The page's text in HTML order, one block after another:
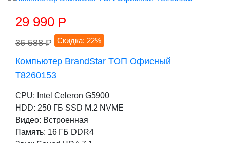
29 990 P
36 588P Скидка: 22%
Компьютер BrandStar ТОП Офисный
T8260153
CPU: Intel Celeron G5900
HDD: 250 ГБ SSD M.2 NVME
Видео: Встроенная
Память: 16 ГБ DDR4